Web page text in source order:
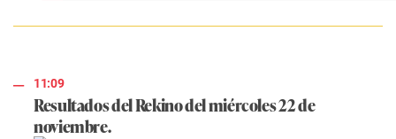
11:09
Resultados del Rekino del miércoles 22 de
noviembre.